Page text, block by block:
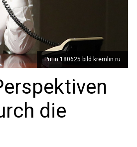
Putin 180625 bild kremlin.ru
die